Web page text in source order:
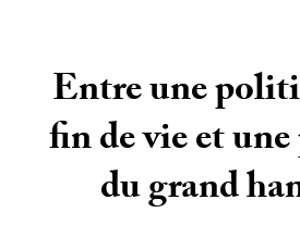
Entre une
fin de vie et
du grand